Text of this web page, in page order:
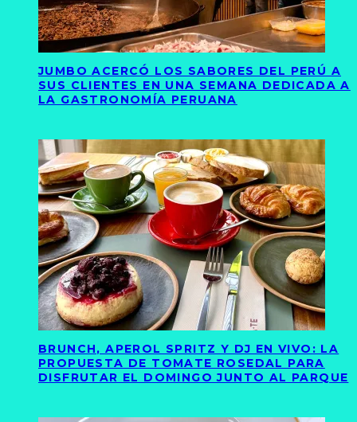
JUMBO ACERCÓ LOS SABORES DEL PERÚ A
SUS CLIENTES EN UNA SEMANA DEDICADA A
LA GASTRONOMÍA PERUANA
BRUNCH, APEROL SPRITZ Y DJ EN VIVO: LA
PROPUESTA DE TOMATE ROSEDAL PARA
DISFRUTAR EL DOMINGO JUNTO AL PARQUE